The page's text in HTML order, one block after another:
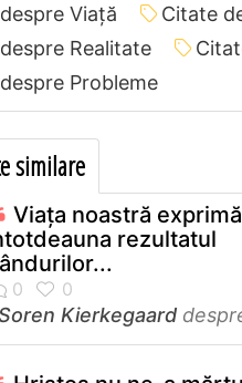
Viață
Citate
Realitate
Probleme
similare
Viaţa noastră exprimă
rezultatul
Kierkegaard